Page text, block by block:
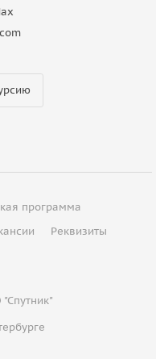
программа
Реквизиты